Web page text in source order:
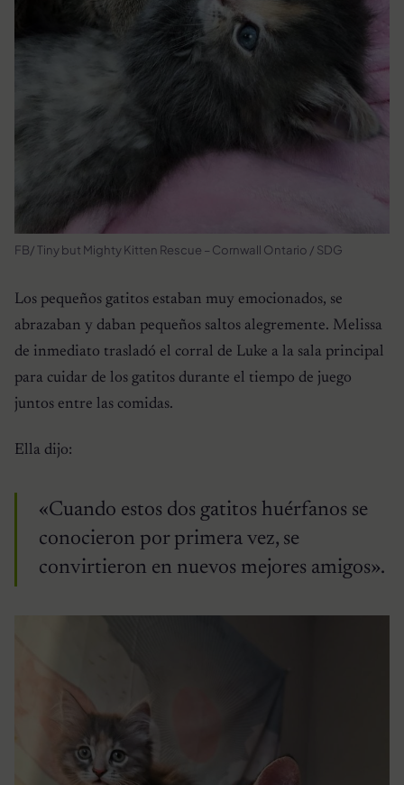
FB/ Tiny but Mighty Kitten Rescue – Cornwall Ontario / SDG
Los pequeños gatitos estaban muy emocionados, se
abrazaban y daban pequeños saltos alegremente. Melissa
de inmediato trasladó el corral de Luke a la sala principal
para cuidar de los gatitos durante el tiempo de juego
juntos entre las comidas.
Ella dijo:
«Cuando estos dos gatitos huérfanos se
conocieron por primera vez, se
convirtieron en nuevos mejores amigos».